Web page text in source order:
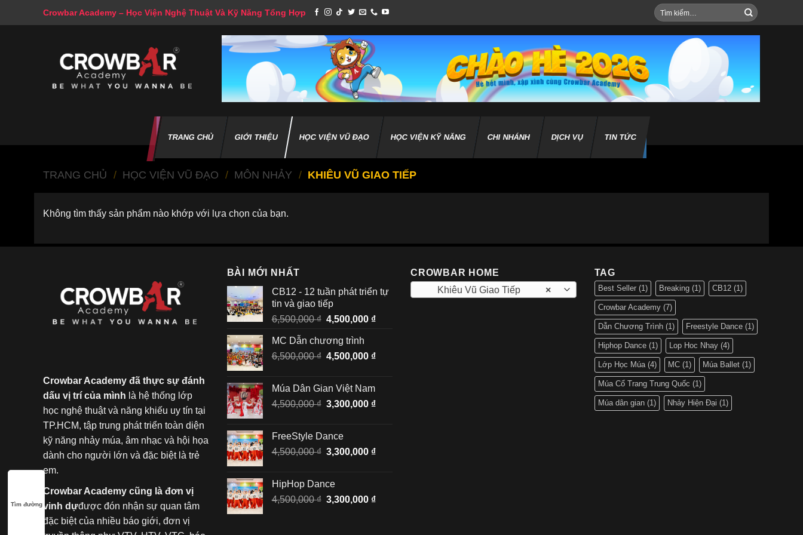
Crowbar Academy – Học Viện Nghệ Thuật Và Kỹ Năng Tổng Hợp
Tìm
kiếm:
TRANG CHỦ GIỚI THIỆU HỌC VIỆN VŨ ĐẠO HỌC VIỆN KỸ NĂNG CHI NHÁNH DỊCH VỤ TIN TỨC
TRANG CHỦ / HỌC VIỆN VŨ ĐẠO / MÔN NHẢY / KHIÊU VŨ GIAO TIẾP
Không tìm thấy sản phẩm nào khớp với lựa chọn của bạn.
Crowbar Academy đã thực sự đánh
dấu vị trí của mình là hệ thống lớp
học nghệ thuật và năng khiếu uy tín tại
TP.HCM, tập trung phát triển toàn diện
kỹ năng nhảy múa, âm nhạc và hội họa
dành cho người lớn và đặc biệt là trẻ
em.
Crowbar Academy cũng là đơn vị
vinh dựđược đón nhận sự quan tâm
đặc biệt của nhiều báo giới, đơn vị
BÀI MỚI NHẤT
CB12 - 12 tuần phát triển tự
tin và giao tiếp
6,500,000₫ Giá
là:
6,500,000 ₫.
4,500,000 ₫Giá
là:
MC Dẫn chương trình
6,500,000₫ Giá
6,500,000 ₫.
4,500,000 ₫Giá
4,500,000 ₫.
Múa Dân Gian Việt Nam
4,500,000₫ Giá
4,500,000 ₫.
3,300,000 ₫Giá
3,300,000 ₫.
FreeStyle Dance
4,500,000₫ Giá
4,500,000 ₫.
3,300,000 ₫Giá
3,300,000 ₫.
HipHop Dance
4,500,000₫ Giá
3,300,000 ₫Giá
CROWBAR HOME
×
Khiêu Vũ Giao Tiếp
TAG
Best Seller(1) Breaking(1) CB12(1)
Crowbar Academy(7)
Dẫn Chương Trình(1) Freestyle Dance(1)
Hiphop Dance(1) Lop Hoc Nhay(4)
Lớp Học Múa(4) MC(1) Múa Ballet(1)
Múa Cổ Trang Trung Quốc (1)
Múa dân gian(1) Nhảy Hiện Đại (1)
Tìm đường